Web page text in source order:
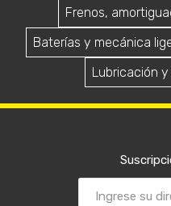
Frenos,
Baterías y mecánica
Lubricación